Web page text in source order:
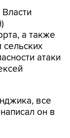
а также
атаки
все
он в